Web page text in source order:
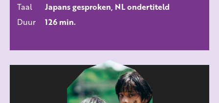
Taal
Japans gesproken, NL ondertiteld
Duur
126 min.